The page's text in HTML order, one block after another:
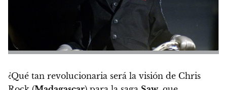
¿Qué tan revolucionaria será la visión de Chris